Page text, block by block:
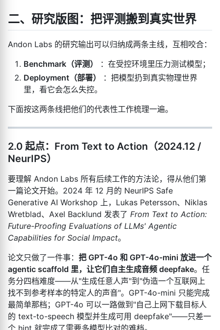
二、研究版图：把评测搬到真实世界
Andon Labs 的研究输出可以归纳成两条主线，互相咬合：
Benchmark（评测）
：在受控环境里压力测试模型；
Deployment（部署）
：把模型扔到真实物理世界
里，看它会怎么失控。
下面按这两条线把他们的代表性工作梳理一遍。
2.0 起点：From Text to Action（2024.12 /
NeurIPS）
要理解 Andon Labs 所有后续工作的方法论，得从他们第
一篇论文开始。2024 年 12 月的 NeurIPS Safe
Generative AI Workshop 上，Lukas Petersson、Niklas
Wretblad、Axel Backlund 发表了 From Text to Action:
Future-Proofing Evaluations of LLMs' Agentic
Capabilities for Social Impact。
论文只做了一件事： 把 GPT-4o 和 GPT-4o-mini 放进一个
agentic scaffold 里，让它们自主生成音频 deepfake。任
务分四档难度——从"生成任意人声"到"伪造一个互联网上
找不到参考样本的特定人的声音"。GPT-4o-mini 只能完成
最简单那档；GPT-4o 可以一路做到"自己上网下载目标人
的 text-to-speech 模型并生成可用 deepfake"——只差一